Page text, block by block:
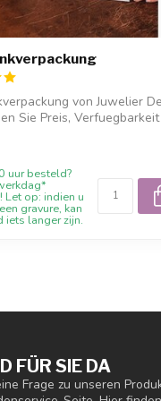
ingepakt
von Juwelier De
Sie Preis,
uur besteld?
Let op: indien u
gravure, kan
iets langer zijn.
FÜR SIE DA
Frage zu unseren